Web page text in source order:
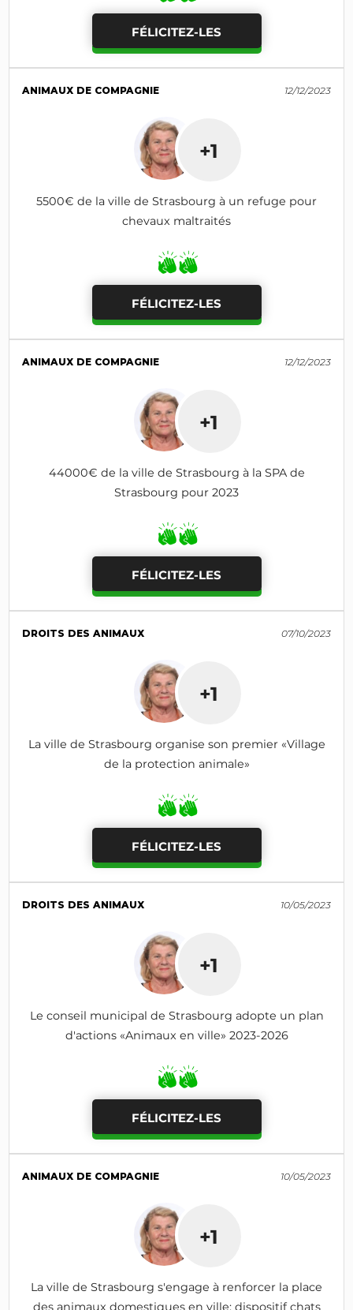
FÉLICITEZ-LES
ANIMAUX DE COMPAGNIE 12/12/2023
+1
5500€ de la ville de Strasbourg à un refuge pour
chevaux maltraités
FÉLICITEZ-LES
ANIMAUX DE COMPAGNIE 12/12/2023
+1
44000€ de la ville de Strasbourg à la SPA de
Strasbourg pour 2023
FÉLICITEZ-LES
DROITS DES ANIMAUX 07/10/2023
+1
La ville de Strasbourg organise son premier «Village
de la protection animale»
FÉLICITEZ-LES
DROITS DES ANIMAUX 10/05/2023
+1
Le conseil municipal de Strasbourg adopte un plan
d'actions «Animaux en ville» 2023-2026
FÉLICITEZ-LES
ANIMAUX DE COMPAGNIE 10/05/2023
+1
La ville de Strasbourg s'engage à renforcer la place
des animaux domestiques en ville: dispositif chats